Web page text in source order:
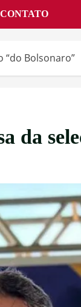
“do Bolsonaro”
da